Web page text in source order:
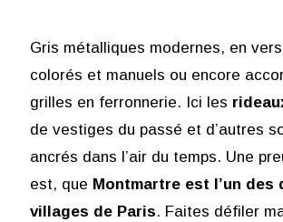
Gris métalliques modernes, en
colorés et manuels ou encore
grilles en ferronnerie. Ici les
de vestiges du passé et d’autres
ancrés dans l’air du temps. Une
est, que Montmartre est l’un des
villages de Paris. Faites défiler